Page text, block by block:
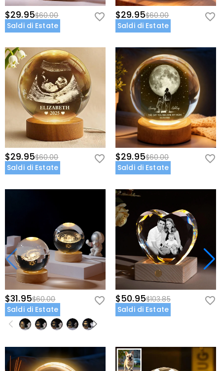
$29.95$60.00
Saldi di Estate
$29.95$60.00
Saldi di Estate
$29.95$60.00
Saldi di Estate
$29.95$60.00
Saldi di Estate
$31.95$60.00
Saldi di Estate
$50.95$103.85
Saldi di Estate